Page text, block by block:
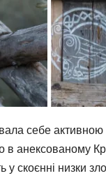
себе
анексованому
скоєнні низки